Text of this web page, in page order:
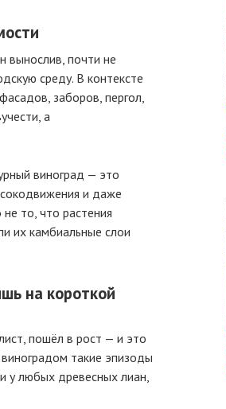
вынослив, почти не
среду. В контексте
заборов, пергол,
а
виноград — это
и даже
то, что растения
их камбиальные слои
на короткой
пошёл в рост — и это
такие эпизоды
у любых древесных лиан,